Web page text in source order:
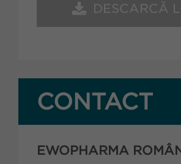
DESCARCĂ
CONTACT
EWOPHARMA